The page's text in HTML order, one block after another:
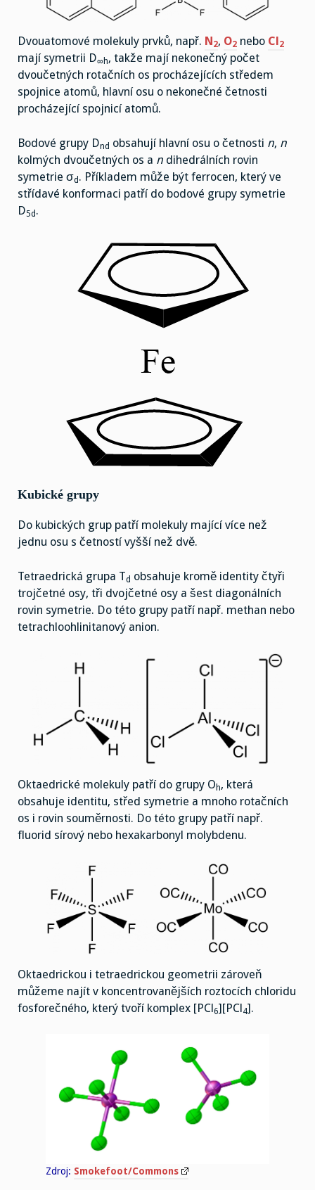
Dvouatomové molekuly prvků, např. N 2, O2 nebo Cl 2
mají symetrii D∞h, takže mají nekonečný počet
dvoučetných rotačních os procházejících středem
spojnice atomů, hlavní osu o nekonečné četnosti
procházející spojnicí atomů.
Bodové grupy Dnd obsahují hlavní osu o četnosti n, n
kolmých dvoučetných os a n dihedrálních rovin
symetrie σd . Příkladem může být ferrocen, který ve
střídavé konformaci patří do bodové grupy symetrie
D5d .
Kubické grupy
Do kubických grup patří molekuly mající více než
jednu osu s četností vyšší než dvě.
Tetraedrická grupa Td obsahuje kromě identity čtyři
trojčetné osy, tři dvojčetné osy a šest diagonálních
rovin symetrie. Do této grupy patří např. methan nebo
tetrachloohlinitanový anion.
Oktaedrické molekuly patří do grupy O h, která
obsahuje identitu, střed symetrie a mnoho rotačních
os i rovin souměrnosti. Do této grupy patří např.
fluorid sírový nebo hexakarbonyl molybdenu.
Oktaedrickou i tetraedrickou geometrii zároveň
můžeme najít v koncentrovanějších roztocích chloridu
fosforečného, který tvoří komplex [PCl6][PCl4].
Zdroj: Smokefoot/Commons